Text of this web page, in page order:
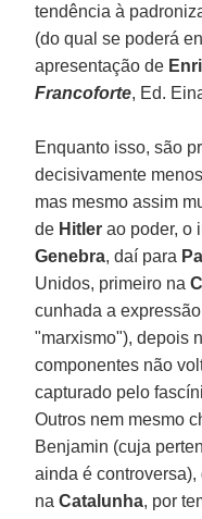
tendência à
(do qual se poderá
apresentação de
Francoforte, Ed.
Enquanto isso, são
decisivamente
mas mesmo assim
de Hitlerao poder, o
Genebra, daí para
Unidos, primeiro na
cunhada a
"marxismo"), depois
componentes não
capturado pelo
Outros nem mesmo
Benjamin (cuja
ainda é
naCatalunha, por